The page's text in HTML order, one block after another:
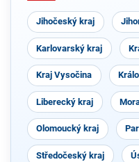
Jihočeský kraj
Karlovarský kraj
Kraj Vysočina
Liberecký kraj
Olomoucký kraj
Středočeský kraj